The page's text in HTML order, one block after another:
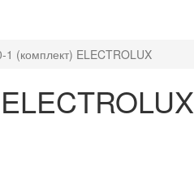
(комплект) ELECTROLUX